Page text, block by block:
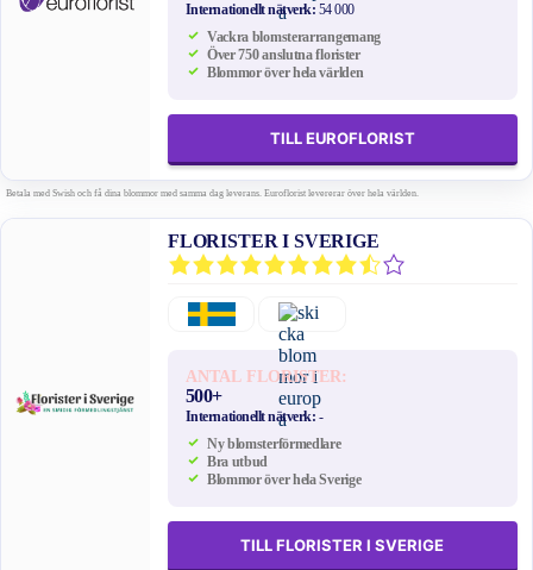
Internationellt nätverk: 54 000
Vackra blomsterarrangemang
Över 750 anslutna florister
Blommor över hela världen
TILL EUROFLORIST
Betala med Swish och få dina blommor med samma dag leverans. Euroflorist levererar över hela världen.
FLORISTER I SVERIGE
ANTAL FLORISTER:
500+
Internationellt nätverk: -
Ny blomsterförmedlare
Bra utbud
Blommor över hela Sverige
TILL FLORISTER I SVERIGE